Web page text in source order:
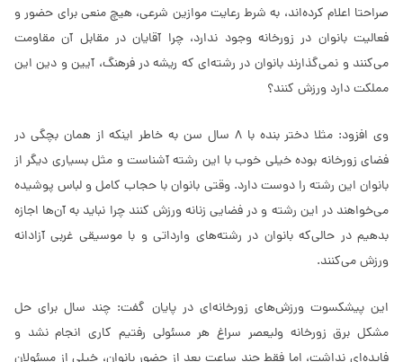
صراحتا اعلام کرده‌اند، به شرط رعایت موازین شرعی، هیچ منعی برای حضور و
فعالیت بانوان در زورخانه وجود ندارد، چرا آقایان در مقابل آن مقاومت
می‌کنند و نمی‌گذارند بانوان در رشته‌ای که ریشه در فرهنگ، آیین و دین این
مملکت دارد ورزش کنند؟
وی افزود: مثلا دختر بنده با 8 سال سن به خاطر اینکه از همان بچگی در
فضای زورخانه بوده خیلی خوب با این رشته آشناست و مثل بسیاری دیگر از
بانوان این رشته را دوست دارد. وقتی بانوان با حجاب کامل و لباس پوشیده
می‌خواهند در این رشته و در فضایی زنانه ورزش کنند چرا نباید به آن‌ها اجازه
بدهیم در حالی‌که بانوان در رشته‌های وارداتی و با موسیقی غربی آزادانه
ورزش می‌کنند.
این پیشکسوت ورزش‌های زورخانه‌ای در پایان گفت: چند سال برای حل
مشکل برق زورخانه ولیعصر سراغ هر مسئولی رفتیم کاری انجام نشد و